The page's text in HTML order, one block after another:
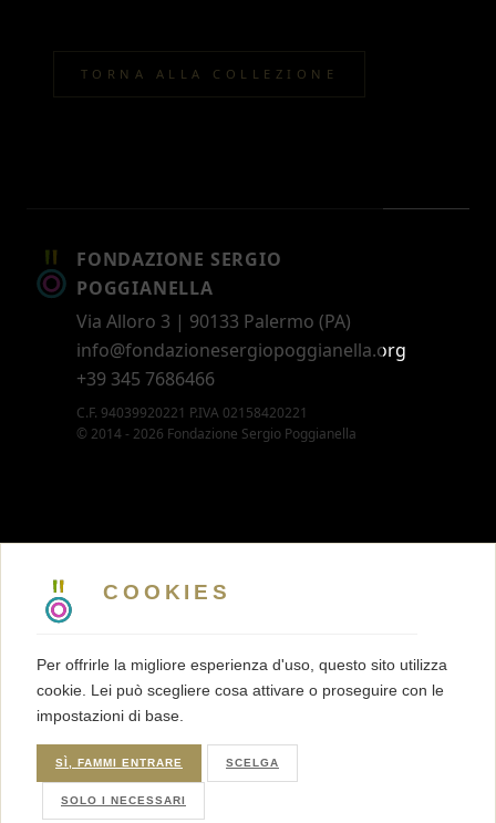
COOKIES
Per offrirle la migliore esperienza d'uso, questo sito utilizza
cookie. Lei può scegliere cosa attivare o proseguire con le
impostazioni di base.
SÌ, FAMMI ENTRARE SCELGA
SOLO I NECESSARI
TORNA ALLA COLLEZIONE
FONDAZIONE SERGIO
POGGIANELLA
Via Alloro 3 | 90133 Palermo (PA)
info@fondazionesergiopoggianella.org
+39 345 7686466
C.F. 94039920221 P.IVA 02158420221
© 2014 - 2026 Fondazione Sergio Poggianella
5 X MILLE
MEMBERSHIP
TRASPARENZA
TERMINI E CONDIZIONI
PRIVACY
COOKIES